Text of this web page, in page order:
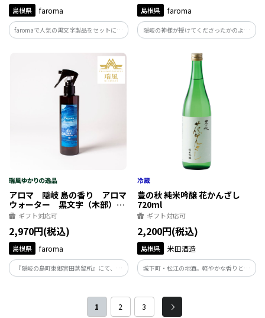
島根県 faroma
faromaで人気の黒文字製品をセットにし
ました。無添加のアロマウォーター、オ
ーガニック処方のスキンケアクリーム、
精油の香りをそのままお楽しみいただけ
るカードフレグランス（10枚入り）
島根県 faroma
隠岐の神様が授けてくださったかのよう
な 深く、甘く、爽やかな香りで、瑞々し
く滑らかな使い心地。 まるで四季折々
の、隠岐の景色を彷彿とさせるスキンケ
アクリームです。
アロマ 隠岐 島の香り アロマ
ウォーター 黒文字（木部）
200ml
ギフト対応可
2,970円(税込)
島根県 faroma
『隠岐の島町東郷宮田蒸留所』にて、隠
岐の島に自生する黒文字から水蒸気蒸留
トル詰。無添加、自然の力そのままのア
ロマウォーターです。香りは「木部」と
豊の秋 純米吟醸 花かんざし
720ml
ギフト対応可
2,200円(税込)
島根県 米田酒造
城下町・松江の地酒。軽やかな香りと、
ふっくらとしたお米の旨みがあります。落
は、旬の食材と良く合います。冷やしてあ
っさり、常温で優しい味わいをお楽しみ
1 2 3